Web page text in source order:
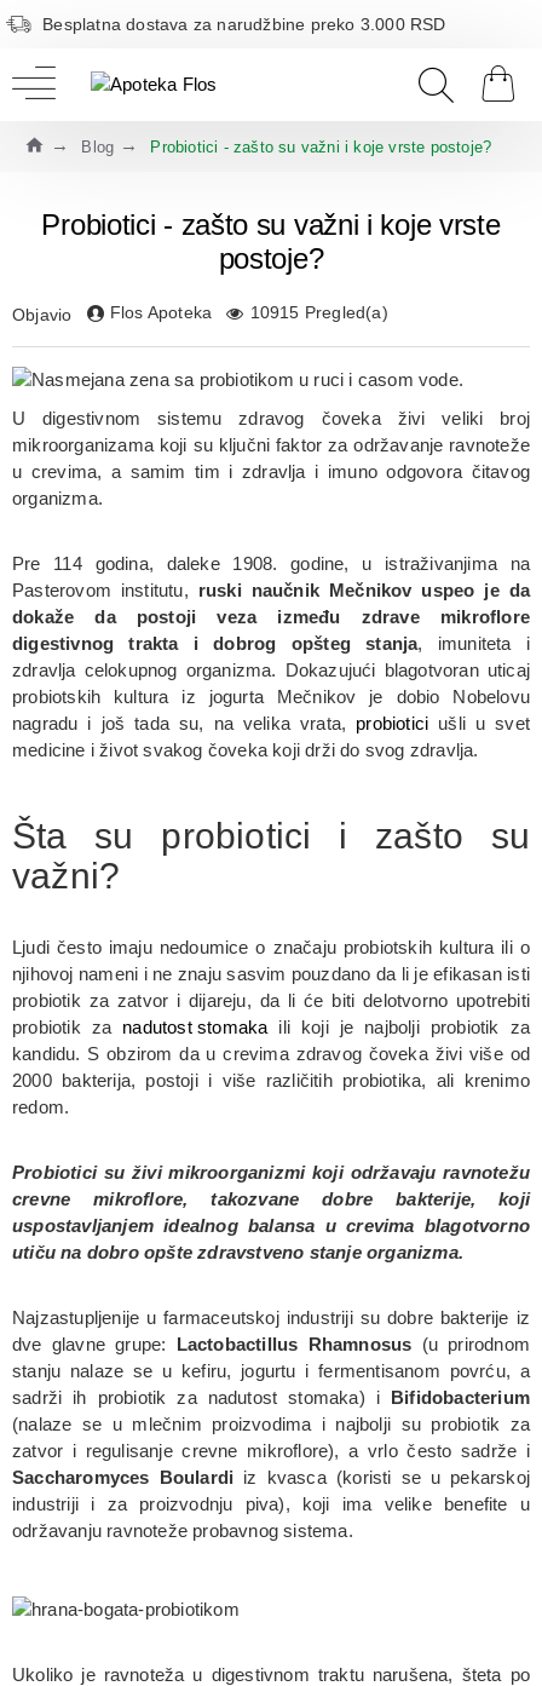
Besplatna dostava za narudžbine preko 3.000 RSD
Blog Probiotici - zašto su važni i koje vrste postoje?
Probiotici - zašto su važni i koje vrste
postoje?
Objavio Flos Apoteka 10915 Pregled(a)
U digestivnom sistemu zdravog čoveka živi veliki broj
mikroorganizama koji su ključni faktor za održavanje ravnoteže
u crevima, a samim tim i zdravlja i imuno odgovora čitavog
organizma.
Pre 114 godina, daleke 1908. godine, u istraživanjima na
Pasterovom institutu, ruski naučnik Mečnikov uspeo je da
dokaže da postoji veza između zdrave mikroflore
digestivnog trakta i dobrog opšteg stanja, imuniteta i
zdravlja celokupnog organizma. Dokazujući blagotvoran uticaj
probiotskih kultura iz jogurta Mečnikov je dobio Nobelovu
nagradu i još tada su, na velika vrata, probiotici ušli u svet
medicine i život svakog čoveka koji drži do svog zdravlja.
Šta su probiotici i zašto su
važni?
Ljudi često imaju nedoumice o značaju probiotskih kultura ili o
njihovoj nameni i ne znaju sasvim pouzdano da li je efikasan isti
probiotik za zatvor i dijareju, da li će biti delotvorno upotrebiti
probiotik za nadutost stomaka ili koji je najbolji probiotik za
kandidu. S obzirom da u crevima zdravog čoveka živi više od
2000 bakterija, postoji i više različitih probiotika, ali krenimo
redom.
Probiotici su živi mikroorganizmi koji održavaju ravnotežu
crevne mikroflore, takozvane dobre bakterije, koji
uspostavljanjem idealnog balansa u crevima blagotvorno
utiču na dobro opšte zdravstveno stanje organizma.
Najzastupljenije u farmaceutskoj industriji su dobre bakterije iz
dve glavne grupe: Lactobactillus Rhamnosus (u prirodnom
stanju nalaze se u kefiru, jogurtu i fermentisanom povrću, a
sadrži ih probiotik za nadutost stomaka) i Bifidobacterium
(nalaze se u mlečnim proizvodima i najbolji su probiotik za
zatvor i regulisanje crevne mikroflore), a vrlo često sadrže i
Saccharomyces Boulardi iz kvasca (koristi se u pekarskoj
industriji i za proizvodnju piva), koji ima velike benefite u
održavanju ravnoteže probavnog sistema.
Ukoliko je ravnoteža u digestivnom traktu narušena, šteta po